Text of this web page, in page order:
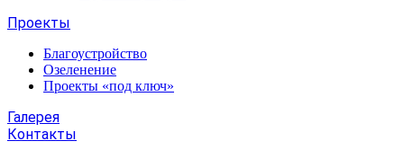
Проекты
Благоустройство
Озеленение
Проекты «под ключ»
Галерея
Контакты